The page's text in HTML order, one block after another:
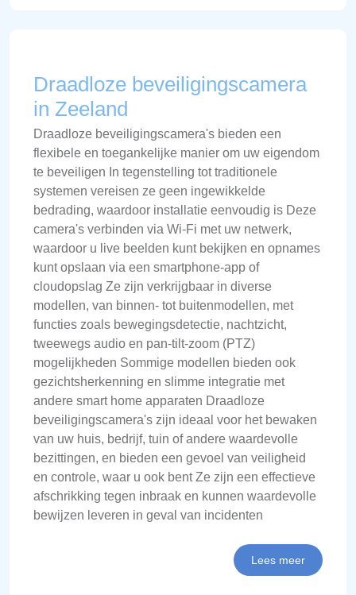
Draadloze beveiligingscamera
in Zeeland
Draadloze beveiligingscamera's bieden een
flexibele en toegankelijke manier om uw eigendom
te beveiligen In tegenstelling tot traditionele
systemen vereisen ze geen ingewikkelde
bedrading, waardoor installatie eenvoudig is Deze
camera's verbinden via Wi-Fi met uw netwerk,
waardoor u live beelden kunt bekijken en opnames
kunt opslaan via een smartphone-app of
cloudopslag Ze zijn verkrijgbaar in diverse
modellen, van binnen- tot buitenmodellen, met
functies zoals bewegingsdetectie, nachtzicht,
tweewegs audio en pan-tilt-zoom (PTZ)
mogelijkheden Sommige modellen bieden ook
gezichtsherkenning en slimme integratie met
andere smart home apparaten Draadloze
beveiligingscamera's zijn ideaal voor het bewaken
van uw huis, bedrijf, tuin of andere waardevolle
bezittingen, en bieden een gevoel van veiligheid
en controle, waar u ook bent Ze zijn een effectieve
afschrikking tegen inbraak en kunnen waardevolle
bewijzen leveren in geval van incidenten
Lees meer